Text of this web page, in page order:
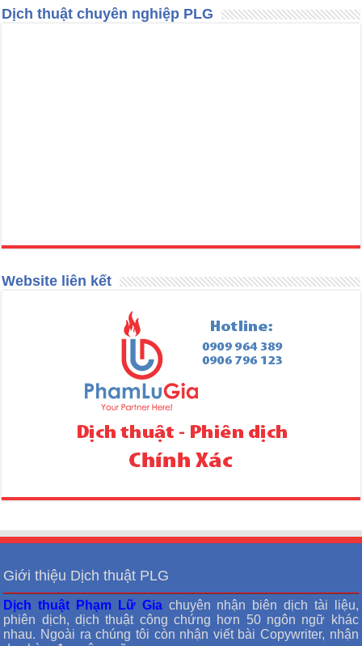
Dịch thuật chuyên nghiệp PLG
Website liên kết
Giới thiệu Dịch thuật PLG
Dịch thuật Phạm Lữ Giachuyên nhận biên dịch tài liệu,
phiên dịch, dịch thuật công chứng hơn 50 ngôn ngữ khác
nhau. Ngoài ra chúng tôi còn nhận viết bài Copywriter, nhận